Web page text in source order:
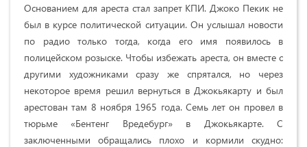
Основанием для ареста стал запрет КПИ. Джоко Пекик не
был в курсе политической ситуации. Он услышал новости
по радио только тогда, когда его имя появилось в
полицейском розыске. Чтобы избежать ареста, он вместе с
другими художниками сразу же спрятался, но через
некоторое время решил вернуться в Джокьякарту и был
арестован там 8 ноября 1965 года. Семь лет он провел в
тюрьме «Бентенг Вредебург» в Джокьякарте. С
заключенными обращались плохо и кормили скудно: